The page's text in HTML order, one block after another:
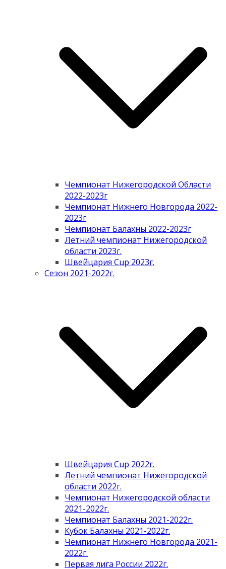
Чемпионат Нижегородской Области
2022-2023г
Чемпионат Нижнего Новгорода 2022-
2023г
Чемпионат Балахны 2022-2023г
Летний чемпионат Нижегородской
области 2023г.
Швейцария Cup 2023г.
Сезон 2021-2022г.
Швейцария Cup 2022г.
Летний чемпионат Нижегородской
области 2022г.
Чемпионат Нижегородской области
2021-2022г.
Чемпионат Балахны 2021-2022г.
Кубок Балахны 2021-2022г.
Чемпионат Нижнего Новгорода 2021-
2022г.
Первая лига России 2022г.